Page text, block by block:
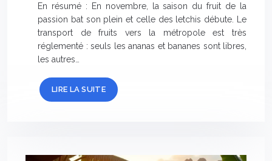
En résumé : En novembre, la saison du fruit de la
passion bat son plein et celle des letchis débute. Le
transport de fruits vers la métropole est très
réglementé : seuls les ananas et bananes sont libres,
les autres…
LIRE LA SUITE